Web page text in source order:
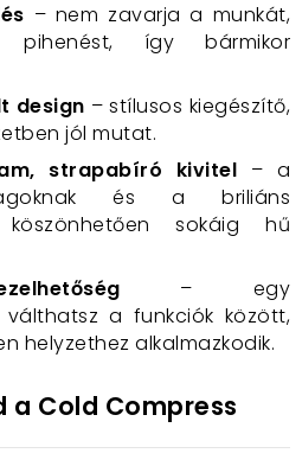
– nem zavarja a munkát,
így bármikor
design – stílusos kiegészítő,
jól mutat.
strapabíró kivitel – a
és a briliáns
köszönhetően sokáig hű
– egy
a funkciók között,
helyzethez alkalmazkodik.
a Cold Compress